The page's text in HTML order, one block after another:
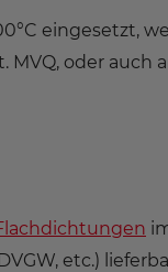
eingesetzt,
oder auch
etc.)